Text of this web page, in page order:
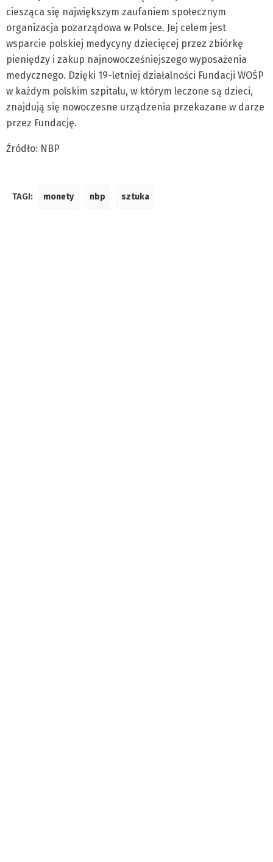
ciesząca się największym zaufaniem społecznym
organizacja pozarządowa w Polsce. Jej celem jest
wsparcie polskiej medycyny dziecięcej przez zbiórkę
pieniędzy i zakup najnowocześniejszego wyposażenia
medycznego. Dzięki 19-letniej działalności Fundacji WOŚP
w każdym polskim szpitalu, w którym leczone są dzieci,
znajdują się nowoczesne urządzenia przekazane w darze
przez Fundację.
Źródło: NBP
TAGI: monety nbp sztuka